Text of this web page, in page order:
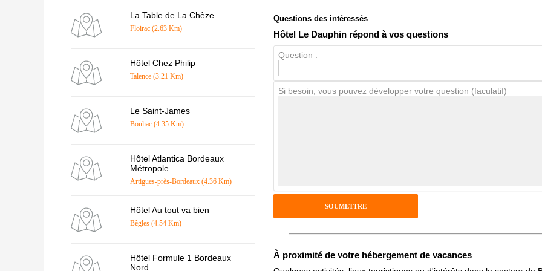
La Table de La Chèze
Floirac (2.63 Km)
Hôtel Chez Philip
Talence (3.21 Km)
Le Saint-James
Bouliac (4.35 Km)
Hôtel Atlantica Bordeaux
Métropole
Artigues-près-Bordeaux (4.36 Km)
Hôtel Au tout va bien
Bègles (4.54 Km)
Hôtel Formule 1 Bordeaux
Nord
Note globale
Avis Clients
Antispam - Combien font 7x4 (en chiffres) :
Avis sur l'établissement :
Questions des intéressés
Hôtel Le Dauphin répond à vos questions
Question :
Si besoin, vous pouvez développer votre question (faculatif)
À proximité de votre hébergement de vacances